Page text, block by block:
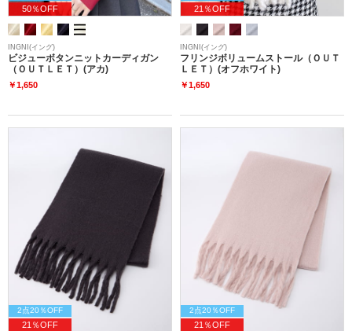
50％OFF
INGNI(イング)
ビジューボタンニットカーディガン
（ＯＵＴＬＥＴ）(アカ)
￥1,650
21％OFF
INGNI(イング)
フリンジボリュームストール（ＯＵＴ
ＬＥＴ）(オフホワイト)
￥1,650
2点20％OFF
21％OFF
2点20％OFF
21％OFF